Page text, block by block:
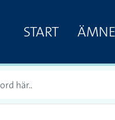
START ÄMNE